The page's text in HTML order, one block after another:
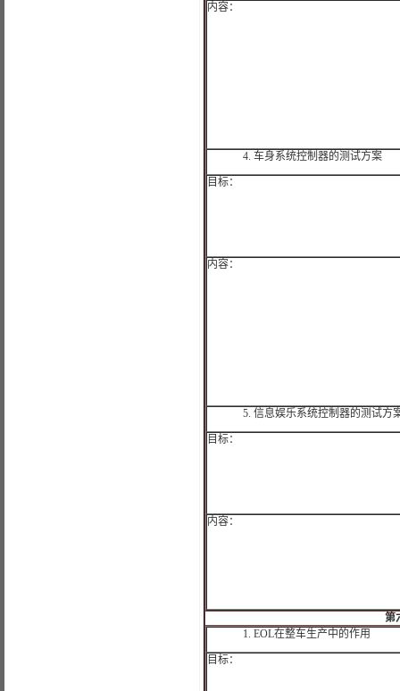
内容：
4. 车身系统控制器的测试方案
目标：
内容：
5. 信息娱乐系统控制器的测试方
目标：
内容：
第
1. EOL在整车生产中的作用
目标：